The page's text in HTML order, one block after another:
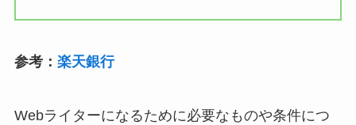
参考： 楽天銀行
Webライターになるために必要なものや条件につ